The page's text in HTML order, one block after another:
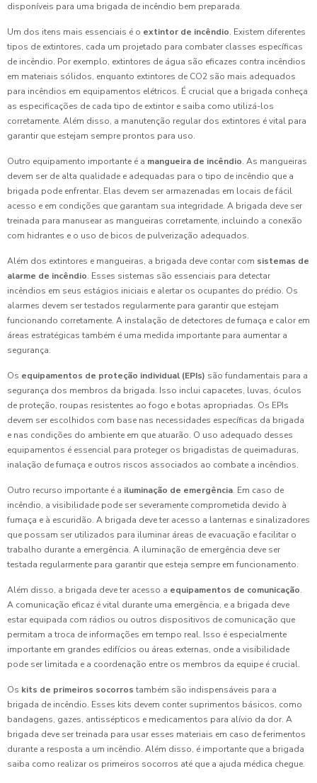
disponíveis para uma brigada de incêndio bem preparada.
Um dos itens mais essenciais é o extintor de incêndio. Existem diferentes
tipos de extintores, cada um projetado para combater classes específicas
de incêndio. Por exemplo, extintores de água são eficazes contra incêndios
em materiais sólidos, enquanto extintores de CO2 são mais adequados
para incêndios em equipamentos elétricos. É crucial que a brigada conheça
as especificações de cada tipo de extintor e saiba como utilizá-los
corretamente. Além disso, a manutenção regular dos extintores é vital para
garantir que estejam sempre prontos para uso.
Outro equipamento importante é a mangueira de incêndio. As mangueiras
devem ser de alta qualidade e adequadas para o tipo de incêndio que a
brigada pode enfrentar. Elas devem ser armazenadas em locais de fácil
acesso e em condições que garantam sua integridade. A brigada deve ser
treinada para manusear as mangueiras corretamente, incluindo a conexão
com hidrantes e o uso de bicos de pulverização adequados.
Além dos extintores e mangueiras, a brigada deve contar com sistemas de
alarme de incêndio. Esses sistemas são essenciais para detectar
incêndios em seus estágios iniciais e alertar os ocupantes do prédio. Os
alarmes devem ser testados regularmente para garantir que estejam
funcionando corretamente. A instalação de detectores de fumaça e calor em
áreas estratégicas também é uma medida importante para aumentar a
segurança.
Os equipamentos de proteção individual (EPIs) são fundamentais para a
segurança dos membros da brigada. Isso inclui capacetes, luvas, óculos
de proteção, roupas resistentes ao fogo e botas apropriadas. Os EPIs
devem ser escolhidos com base nas necessidades específicas da brigada
e nas condições do ambiente em que atuarão. O uso adequado desses
equipamentos é essencial para proteger os brigadistas de queimaduras,
inalação de fumaça e outros riscos associados ao combate a incêndios.
Outro recurso importante é a iluminação de emergência. Em caso de
incêndio, a visibilidade pode ser severamente comprometida devido à
fumaça e à escuridão. A brigada deve ter acesso a lanternas e sinalizadores
que possam ser utilizados para iluminar áreas de evacuação e facilitar o
trabalho durante a emergência. A iluminação de emergência deve ser
testada regularmente para garantir que esteja sempre em funcionamento.
Além disso, a brigada deve ter acesso a equipamentos de comunicação.
A comunicação eficaz é vital durante uma emergência, e a brigada deve
estar equipada com rádios ou outros dispositivos de comunicação que
permitam a troca de informações em tempo real. Isso é especialmente
importante em grandes edifícios ou áreas externas, onde a visibilidade
pode ser limitada e a coordenação entre os membros da equipe é crucial.
Os kits de primeiros socorros também são indispensáveis para a
brigada de incêndio. Esses kits devem conter suprimentos básicos, como
bandagens, gazes, antissépticos e medicamentos para alívio da dor. A
brigada deve ser treinada para usar esses materiais em caso de ferimentos
durante a resposta a um incêndio. Além disso, é importante que a brigada
saiba como realizar os primeiros socorros até que a ajuda médica chegue.